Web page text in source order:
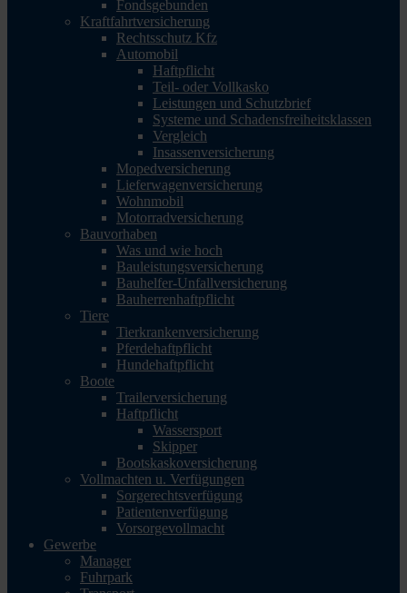
Fondsgebunden
Kraftfahrtversicherung
Rechtsschutz Kfz
Automobil
Haftpflicht
Teil- oder Vollkasko
Leistungen und Schutzbrief
Systeme und Schadensfreiheitsklassen
Vergleich
Insassenversicherung
Mopedversicherung
Lieferwagenversicherung
Wohnmobil
Motorradversicherung
Bauvorhaben
Was und wie hoch
Bauleistungsversicherung
Bauhelfer-Unfallversicherung
Bauherrenhaftpflicht
Tiere
Tierkrankenversicherung
Pferdehaftpflicht
Hundehaftpflicht
Boote
Trailerversicherung
Haftpflicht
Wassersport
Skipper
Bootskaskoversicherung
Vollmachten u. Verfügungen
Sorgerechtsverfügung
Patientenverfügung
Vorsorgevollmacht
Gewerbe
Manager
Fuhrpark